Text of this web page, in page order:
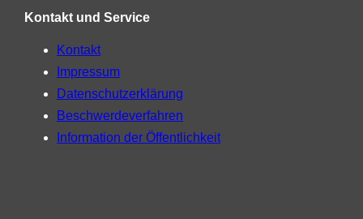
Kontakt und Service
Kontakt
Impressum
Datenschutzerklärung
Beschwerdeverfahren
Information der Öffentlichkeit